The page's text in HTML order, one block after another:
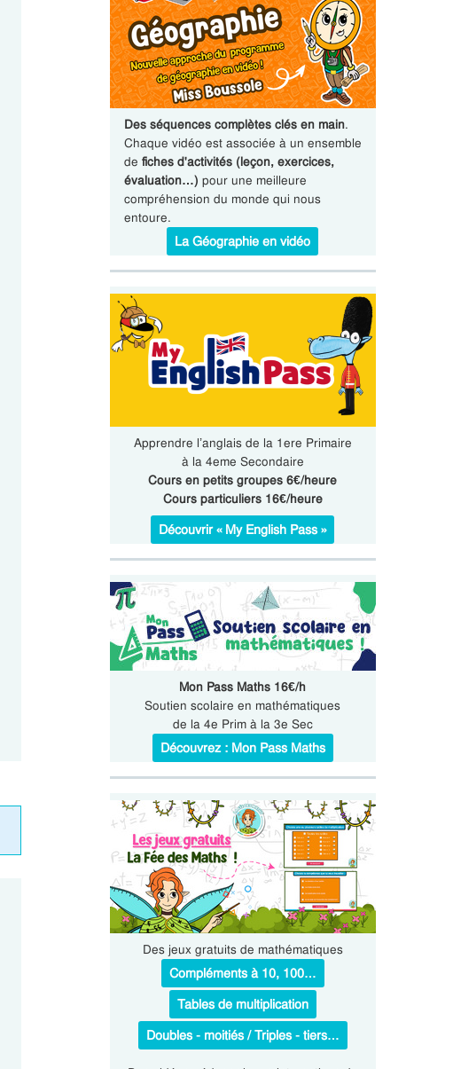
Des séquences complètes clés en main.
Chaque vidéo est associée à un ensemble
de fiches d'activités (leçon, exercices,
évaluation…) pour une meilleure
compréhension du monde qui nous
entoure.
La Géographie en vidéo
Apprendre l’anglais de la 1ere Primaire
à la 4eme Secondaire
Cours en petits groupes 6€/heure
Cours particuliers 16€/heure
Découvrir « My English Pass »
Mon Pass Maths 16€/h
Soutien scolaire en mathématiques
de la 4e Prim à la 3e Sec
Découvrez : Mon Pass Maths
Des jeux gratuits de mathématiques
Compléments à 10, 100…
Tables de multiplication
Doubles - moitiés / Triples - tiers…